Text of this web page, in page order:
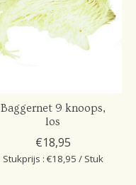
Baggernet 9 knoops,
los
€18,95
Stukprijs : €18,95 / Stuk